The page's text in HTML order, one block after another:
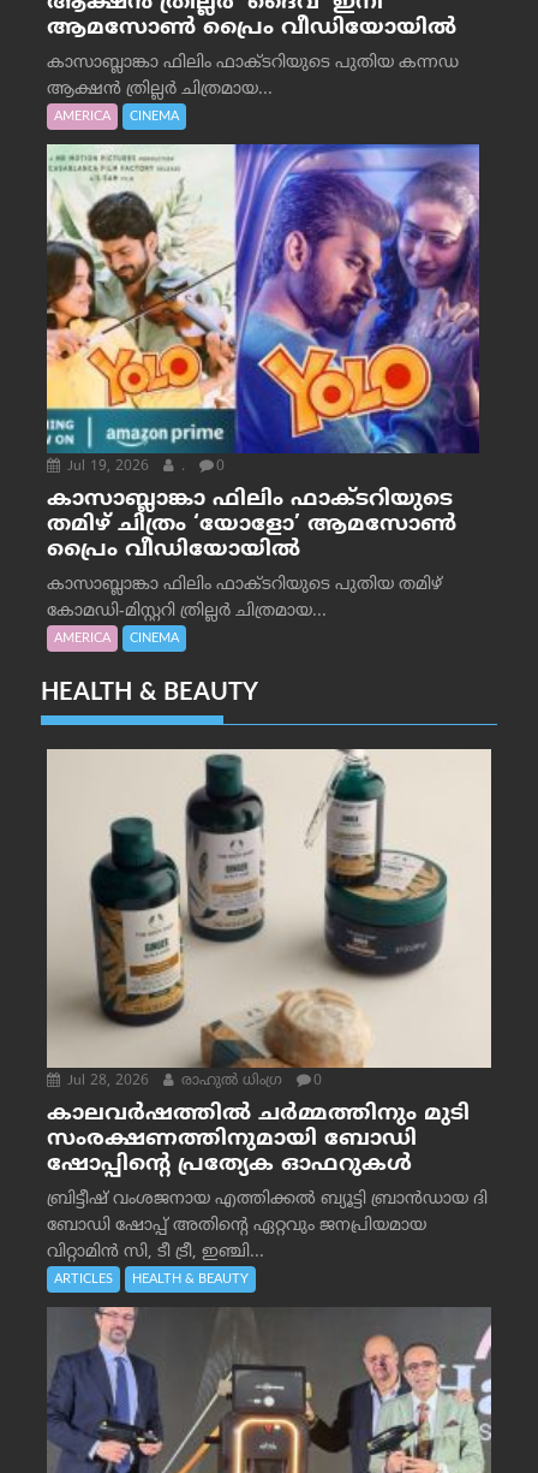
ആമസോൺ പ്രൈം വീഡിയോയിൽ
കാസാബ്ലാങ്കാ ഫിലിം ഫാക്ടറിയുടെ പുതിയ കന്നഡ
ആക്ഷൻ ത്രില്ലർ ചിത്രമായ...
AMERICA CINEMA
Jul 19, 2026 . 0
കാസാബ്ലാങ്കാ ഫിലിം ഫാക്ടറിയുടെ
തമിഴ് ചിത്രം ‘യോളോ’ ആമസോൺ
പ്രൈം വീഡിയോയിൽ
കാസാബ്ലാങ്കാ ഫിലിം ഫാക്ടറിയുടെ പുതിയ തമിഴ്
കോമഡി-മിസ്റ്ററി ത്രില്ലർ ചിത്രമായ...
AMERICA CINEMA
HEALTH & BEAUTY
Jul 28, 2026 രാഹുല്‍ ധിംഗ്ര 0
കാലവർഷത്തിൽ ചർമ്മത്തിനും മുടി
സംരക്ഷണത്തിനുമായി ബോഡി
ഷോപ്പിന്റെ പ്രത്യേക ഓഫറുകൾ
ബ്രിട്ടീഷ് വംശജനായ എത്തിക്കൽ ബ്യൂട്ടി ബ്രാൻഡായ ദി
ബോഡി ഷോപ്പ് അതിന്റെ ഏറ്റവും ജനപ്രിയമായ
വിറ്റാമിൻ സി, ടീ ട്രീ, ഇഞ്ചി...
ARTICLES HEALTH & BEAUTY